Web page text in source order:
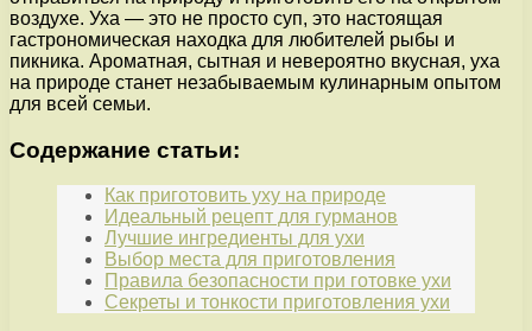
воздухе. Уха — это не просто суп, это настоящая
гастрономическая находка для любителей рыбы и
пикника. Ароматная, сытная и невероятно вкусная, уха
на природе станет незабываемым кулинарным опытом
для всей семьи.
Содержание статьи:
Как приготовить уху на природе
Идеальный рецепт для гурманов
Лучшие ингредиенты для ухи
Выбор места для приготовления
Правила безопасности при готовке ухи
Секреты и тонкости приготовления ухи